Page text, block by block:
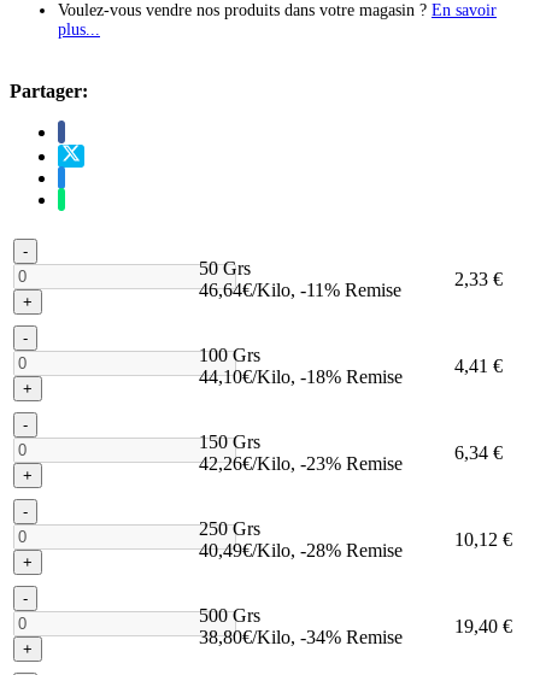
Voulez-vous vendre nos produits dans votre magasin ? En savoir
plus...
Partager:
-
+
50 Grs
46,64€/Kilo, -11% Remise
2,33 €
-
+
100 Grs
44,10€/Kilo, -18% Remise
4,41 €
-
+
150 Grs
42,26€/Kilo, -23% Remise
6,34 €
-
+
250 Grs
40,49€/Kilo, -28% Remise
10,12 €
-
+
500 Grs
38,80€/Kilo, -34% Remise
19,40 €